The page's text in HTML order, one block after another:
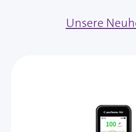
Unsere